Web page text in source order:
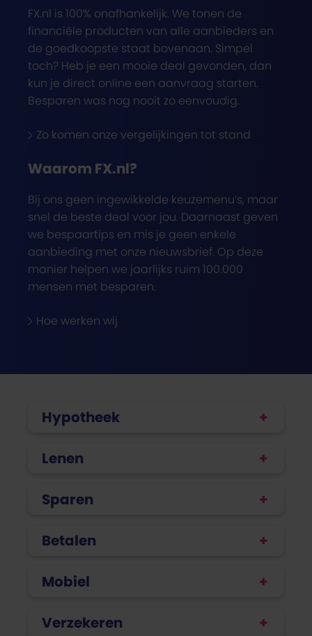
FX.nl is 100% onafhankelijk. We tonen de
financiële producten van alle aanbieders en
de goedkoopste staat bovenaan. Simpel
toch? Heb je een mooie deal gevonden, dan
kun je direct online een aanvraag starten.
Besparen was nog nooit zo eenvoudig.
Zo komen onze vergelijkingen tot stand
Waarom FX.nl?
Bij ons geen ingewikkelde keuzemenu’s, maar
snel de beste deal voor jou. Daarnaast geven
we bespaartips en mis je geen enkele
aanbieding met onze nieuwsbrief. Op deze
manier helpen we jaarlijks ruim 100.000
mensen met besparen.
Hoe werken wij
Hypotheek
Lenen
Sparen
Betalen
Mobiel
Verzekeren